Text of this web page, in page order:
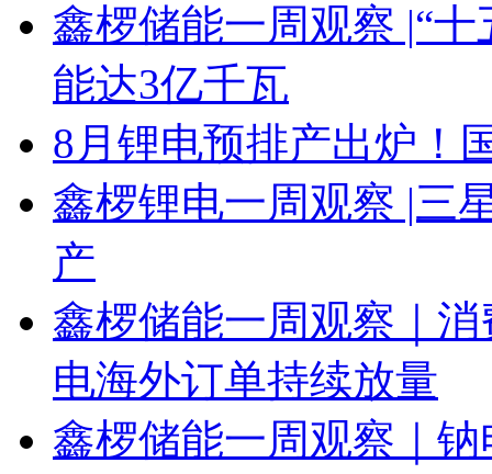
鑫椤储能一周观察 |“
能达3亿千瓦
8月锂电预排产出炉！
鑫椤锂电一周观察 |三
产
鑫椤储能一周观察｜
电海外订单持续放量
鑫椤储能一周观察｜